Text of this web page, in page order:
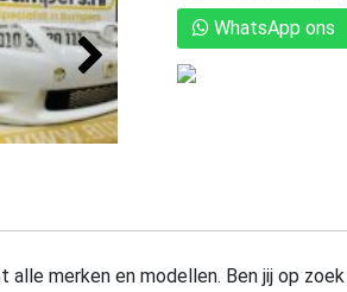
WhatsApp ons
merken en modellen. Ben jij op